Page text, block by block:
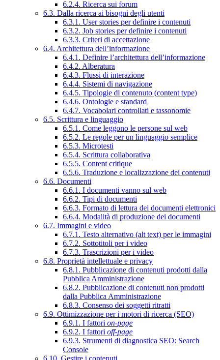
6.2.4. Ricerca sui forum
6.3. Dalla ricerca ai bisogni degli utenti
6.3.1. User stories per definire i contenuti
6.3.2. Job stories per definire i contenuti
6.3.3. Criteri di accettazione
6.4. Architettura dell’informazione
6.4.1. Definire l’architettura dell’informazione
6.4.2. Alberatura
6.4.3. Flussi di interazione
6.4.4. Sistemi di navigazione
6.4.5. Tipologie di contenuto (content type)
6.4.6. Ontologie e standard
6.4.7. Vocabolari controllati e tassonomie
6.5. Scrittura e linguaggio
6.5.1. Come leggono le persone sul web
6.5.2. Le regole per un linguaggio semplice
6.5.3. Microtesti
6.5.4. Scrittura collaborativa
6.5.5. Content critique
6.5.6. Traduzione e localizzazione dei contenuti
6.6. Documenti
6.6.1. I documenti vanno sul web
6.6.2. Tipi di documenti
6.6.3. Formato di lettura dei documenti elettronici
6.6.4. Modalità di produzione dei documenti
6.7. Immagini e video
6.7.1. Testo alternativo (alt text) per le immagini
6.7.2. Sottotitoli per i video
6.7.3. Trascrizioni per i video
6.8. Proprietà intellettuale e privacy
6.8.1. Pubblicazione di contenuti prodotti dalla
Pubblica Amministrazione
6.8.2. Pubblicazione di contenuti non prodotti
dalla Pubblica Amministrazione
6.8.3. Consenso dei soggetti ritratti
6.9. Ottimizzazione per i motori di ricerca (SEO)
6.9.1. I fattori on-page
6.9.2. I fattori off-page
6.9.3. Strumenti di diagnostica SEO: Search
Console
6.10. Gestire i contenuti